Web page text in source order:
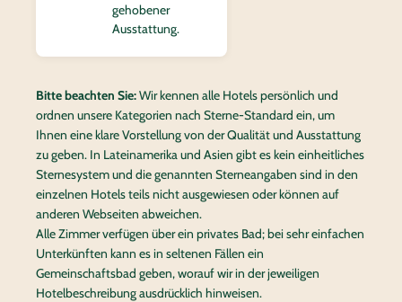
gehobener
Ausstattung.
Bitte beachten Sie:Wir kennen alle Hotels persönlich und
ordnen unsere Kategorien nach Sterne-Standard ein, um
Ihnen eine klare Vorstellung von der Qualität und Ausstattung
zu geben. In Lateinamerika und Asien gibt es kein einheitliches
Sternesystem und die genannten Sterneangaben sind in den
einzelnen Hotels teils nicht ausgewiesen oder können auf
anderen Webseiten abweichen.
Alle Zimmer verfügen über ein privates Bad; bei sehr einfachen
Unterkünften kann es in seltenen Fällen ein
Gemeinschaftsbad geben, worauf wir in der jeweiligen
Hotelbeschreibung ausdrücklich hinweisen.